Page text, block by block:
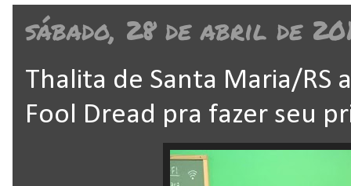
sábado, 28 de abril de
Thalita de Santa Maria/RS
Fool Dread pra fazer seu